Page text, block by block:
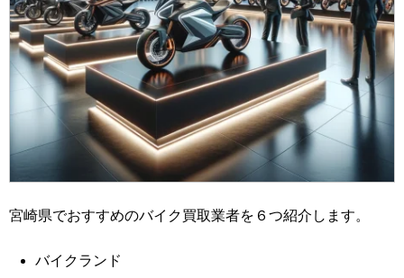
宮崎県でおすすめのバイク買取業者を６つ紹介します。
バイクランド